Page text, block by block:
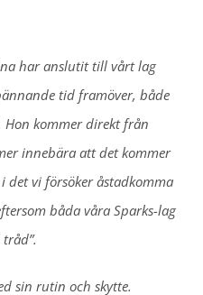
har anslutit till vårt lag
tid framöver, både
Hon kommer direkt från
innebära att det kommer
det vi försöker åstadkomma
båda våra Sparks-lag
sin rutin och skytte.